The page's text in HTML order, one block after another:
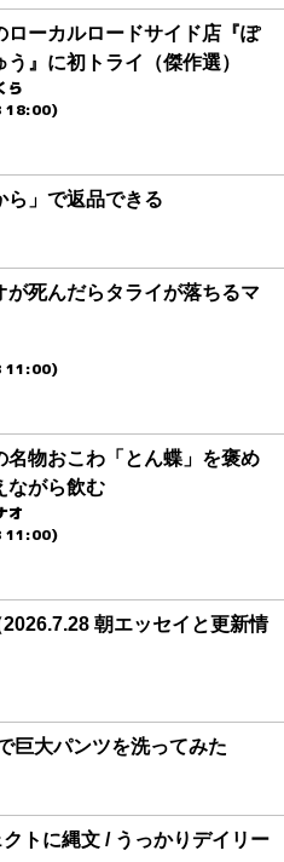
ローカルロードサイド店『ぽ
う』に初トライ（傑作選）
ら
18:00)
ら」で返品できる
が死んだらタライが落ちるマ
11:00)
名物おこわ「とん蝶」を褒め
ながら飲む
オ
11:00)
朝エッセイと更新情
巨大パンツを洗ってみた
トに縄文 / うっかりデイリー